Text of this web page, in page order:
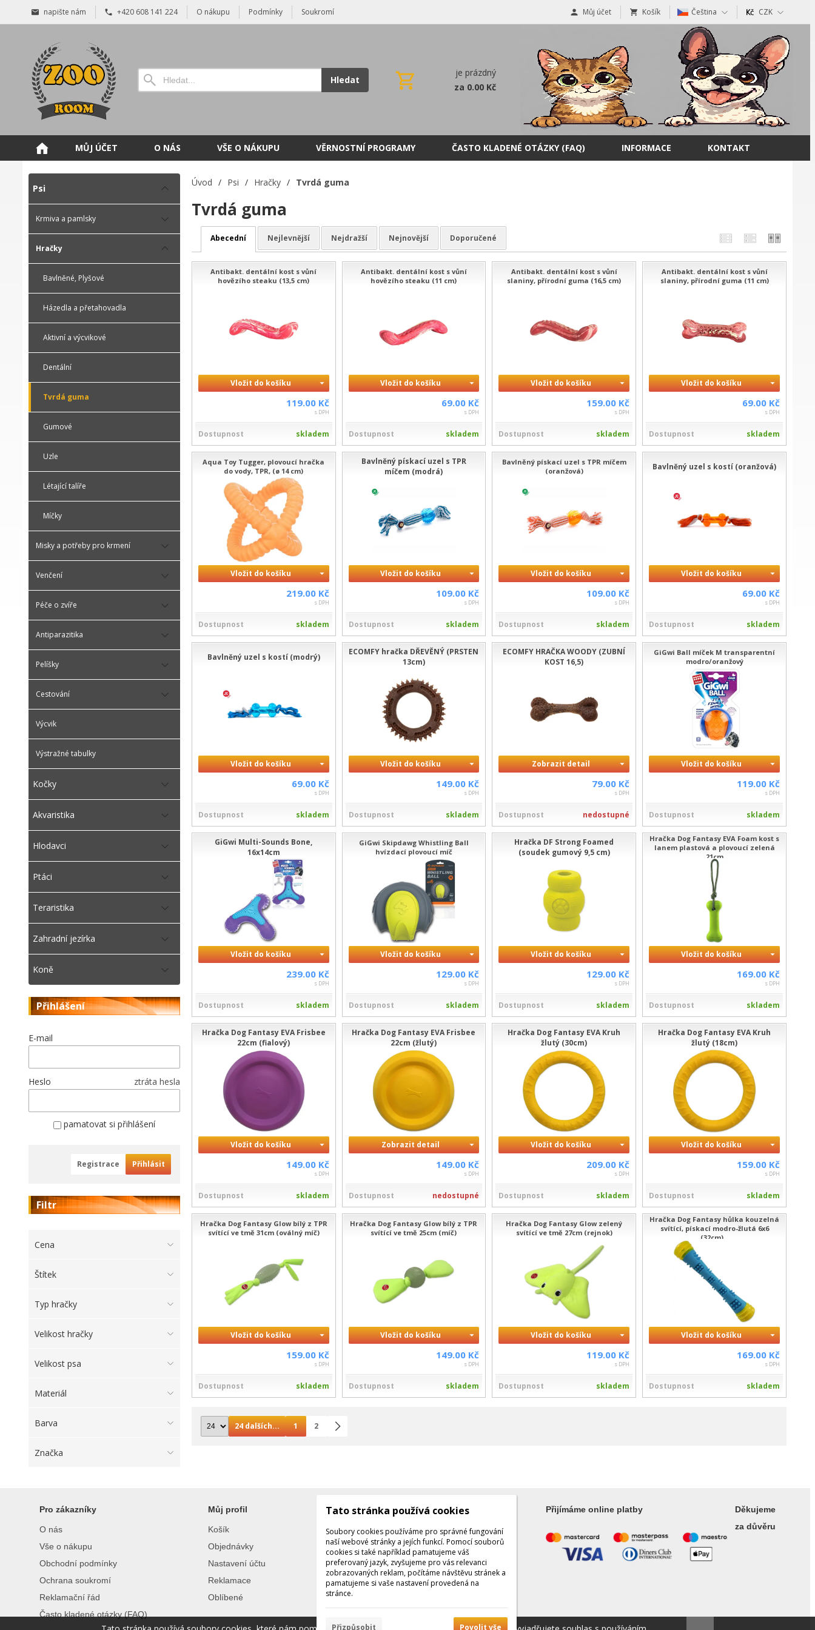
napište nám +420 608 141 224 O nákupu Podmínky Soukromí Můj účet Košík Čeština CZK
Hledat
je prázdný
za 0.00 Kč
MŮJ ÚČET O NÁS VŠE O NÁKUPU VĚRNOSTNÍ PROGRAMY ČASTO KLADENÉ OTÁZKY (FAQ) INFORMACE KONTAKT
Psi
Krmiva a pamlsky
Hračky
Bavlněné, Plyšové
Házedla a přetahovadla
Aktivní a výcvikové
Dentální
Tvrdá guma
Gumové
Uzle
Létající talíře
Míčky
Misky a potřeby pro krmení
Venčení
Péče o zvíře
Antiparazitika
Pelíšky
Cestování
Výcvik
Výstražné tabulky
Kočky
Akvaristika
Hlodavci
Ptáci
Teraristika
Zahradní jezírka
Koně
Přihlášení
E-mail
Heslo ztráta hesla
pamatovat si přihlášení
Registrace Přihlásit
Filtr
Cena
Štítek
Typ hračky
Velikost hračky
Velikost psa
Materiál
Barva
Značka
Úvod / Psi / Hračky / Tvrdá guma
Tvrdá guma
Abecední Nejlevnější Nejdražší Nejnovější Doporučené
Antibakt. dentální kost s vůní
hovězího steaku (13,5 cm)
Vložit do košíku
119.00 Kč
s DPH
Dostupnost skladem
Antibakt. dentální kost s vůní
hovězího steaku (11 cm)
Vložit do košíku
69.00 Kč
s DPH
Dostupnost skladem
Antibakt. dentální kost s vůní
slaniny, přírodní guma (16,5 cm)
Vložit do košíku
159.00 Kč
s DPH
Dostupnost skladem
Antibakt. dentální kost s vůní
slaniny, přírodní guma (11 cm)
Vložit do košíku
69.00 Kč
s DPH
Dostupnost skladem
Aqua Toy Tugger, plovoucí hračka
do vody, TPR, (ø 14 cm)
Vložit do košíku
219.00 Kč
s DPH
Dostupnost skladem
Bavlněný pískací uzel s TPR
míčem (modrá)
Vložit do košíku
109.00 Kč
s DPH
Dostupnost skladem
Bavlněný pískací uzel s TPR míčem
(oranžová)
Vložit do košíku
109.00 Kč
s DPH
Dostupnost skladem
Bavlněný uzel s kostí (oranžová)
Vložit do košíku
69.00 Kč
s DPH
Dostupnost skladem
Bavlněný uzel s kostí (modrý)
Vložit do košíku
69.00 Kč
s DPH
Dostupnost skladem
ECOMFY hračka DŘEVĚNÝ (PRSTEN
13cm)
Vložit do košíku
149.00 Kč
s DPH
Dostupnost skladem
ECOMFY HRAČKA WOODY (ZUBNÍ
KOST 16,5)
Zobrazit detail
79.00 Kč
s DPH
Dostupnost nedostupné
GiGwi Ball míček M transparentní
modro/oranžový
Vložit do košíku
119.00 Kč
s DPH
Dostupnost skladem
GiGwi Multi-Sounds Bone,
16x14cm
Vložit do košíku
239.00 Kč
s DPH
Dostupnost skladem
GiGwi Skipdawg Whistling Ball
hvízdací plovoucí míč
Vložit do košíku
129.00 Kč
s DPH
Dostupnost skladem
Hračka DF Strong Foamed
(soudek gumový 9,5 cm)
Vložit do košíku
129.00 Kč
s DPH
Dostupnost skladem
Hračka Dog Fantasy EVA Foam kost s
lanem plastová a plovoucí zelená
21cm
Vložit do košíku
169.00 Kč
s DPH
Dostupnost skladem
Hračka Dog Fantasy EVA Frisbee
22cm (fialový)
Vložit do košíku
149.00 Kč
s DPH
Dostupnost skladem
Hračka Dog Fantasy EVA Frisbee
22cm (žlutý)
Zobrazit detail
149.00 Kč
s DPH
Dostupnost nedostupné
Hračka Dog Fantasy EVA Kruh
žlutý (30cm)
Vložit do košíku
209.00 Kč
s DPH
Dostupnost skladem
Hračka Dog Fantasy EVA Kruh
žlutý (18cm)
Vložit do košíku
159.00 Kč
s DPH
Dostupnost skladem
Hračka Dog Fantasy Glow bílý z TPR
svítící ve tmě 31cm (oválný míč)
Vložit do košíku
159.00 Kč
s DPH
Dostupnost skladem
Hračka Dog Fantasy Glow bílý z TPR
svítící ve tmě 25cm (míč)
Vložit do košíku
149.00 Kč
s DPH
Dostupnost skladem
Hračka Dog Fantasy Glow zelený
svítící ve tmě 27cm (rejnok)
Vložit do košíku
119.00 Kč
s DPH
Dostupnost skladem
Hračka Dog Fantasy hůlka kouzelná
svítící, pískací modro-žlutá 6x6
(32cm)...
Vložit do košíku
169.00 Kč
s DPH
Dostupnost skladem
24 dalších... 1 2
Pro zákazníky
O nás
Vše o nákupu
Obchodní podmínky
Ochrana soukromí
Reklamační řád
Často kladené otázky (FAQ)
Můj profil
Košík
Objednávky
Nastavení účtu
Reklamace
Oblíbené
Kontakty
Kontaktujte nás
Tel.: +420 608 141 224
Po - Pá: 9:00 - 16:00
Facebook
Přijímáme online platby
Děkujeme
za důvěru
Tato stránka používá cookies
Soubory cookies používáme pro správné fungování
naší webové stránky a jejích funkcí. Pomocí souborů
cookies si také například pamatujeme váš
preferovaný jazyk, zvyšujeme pro vás relevanci
zobrazovaných reklam, počítáme návštěvu stránek a
pamatujeme si vaše nastavení provedená na
stránce.
Přizpůsobit Povolit vše